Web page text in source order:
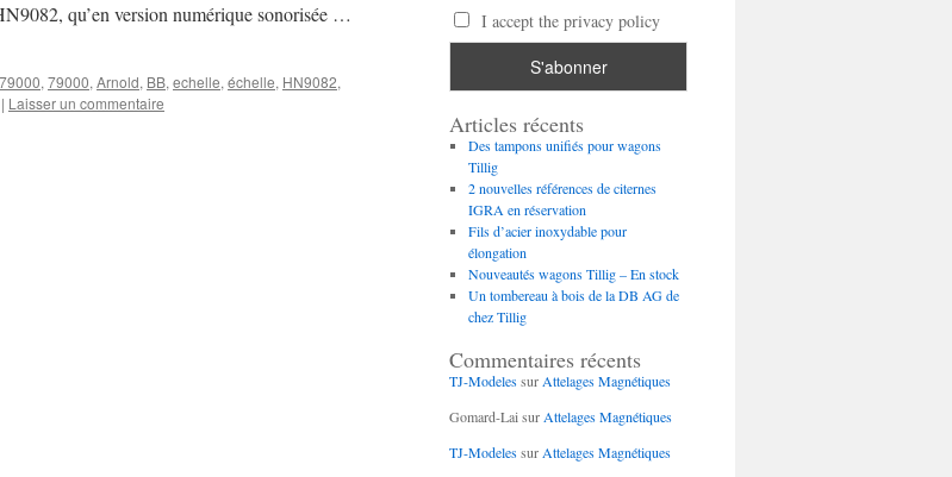
qu’en version numérique sonorisée …
, 79000, Arnold, BB, echelle, échelle, HN9082,
| Laisser un commentaire
I accept the privacy policy
Articles récents
Des tampons unifiés pour wagons
Tillig
2 nouvelles références de citernes
IGRA en réservation
Fils d’acier inoxydable pour
élongation
Nouveautés wagons Tillig – En stock
Un tombereau à bois de la DB AG de
chez Tillig
Commentaires récents
TJ-ModelessurAttelages Magnétiques
Gomard-LaisurAttelages Magnétiques
TJ-ModelessurAttelages Magnétiques